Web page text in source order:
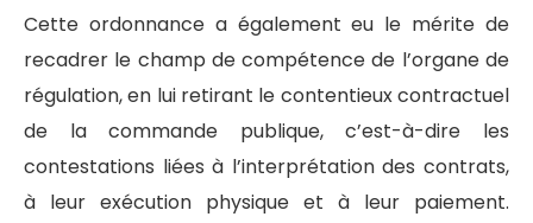
Cette ordonnance a également eu le mérite de
recadrer le champ de compétence de l’organe de
régulation, en lui retirant le contentieux contractuel
de la commande publique, c’est-à-dire les
contestations liées à l’interprétation des contrats,
à leur exécution physique et à leur paiement.